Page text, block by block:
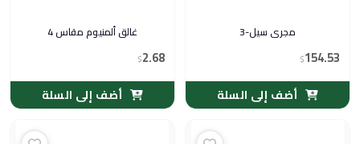
مجرى سيل-3
$154.53
أضف إلى السلة
غالق ألمنيوم مقاس 4
$2.68
أضف إلى السلة